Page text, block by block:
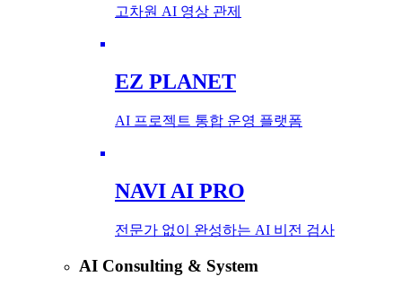
고차원 AI 영상 관제
EZ PLANET
AI 프로젝트 통합 운영 플랫폼
NAVI AI PRO
전문가 없이 완성하는 AI 비전 검사
AI Consulting & System